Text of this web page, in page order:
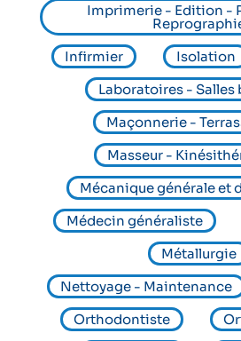
Imprimerie - Edition -
Infirmier
Isolation
Laboratoires - Salles
Maçonnerie -
Masseur -
Mécanique générale et
Médecin généraliste
Métallurgie
Nettoyage - Maintenance
Orthodontiste